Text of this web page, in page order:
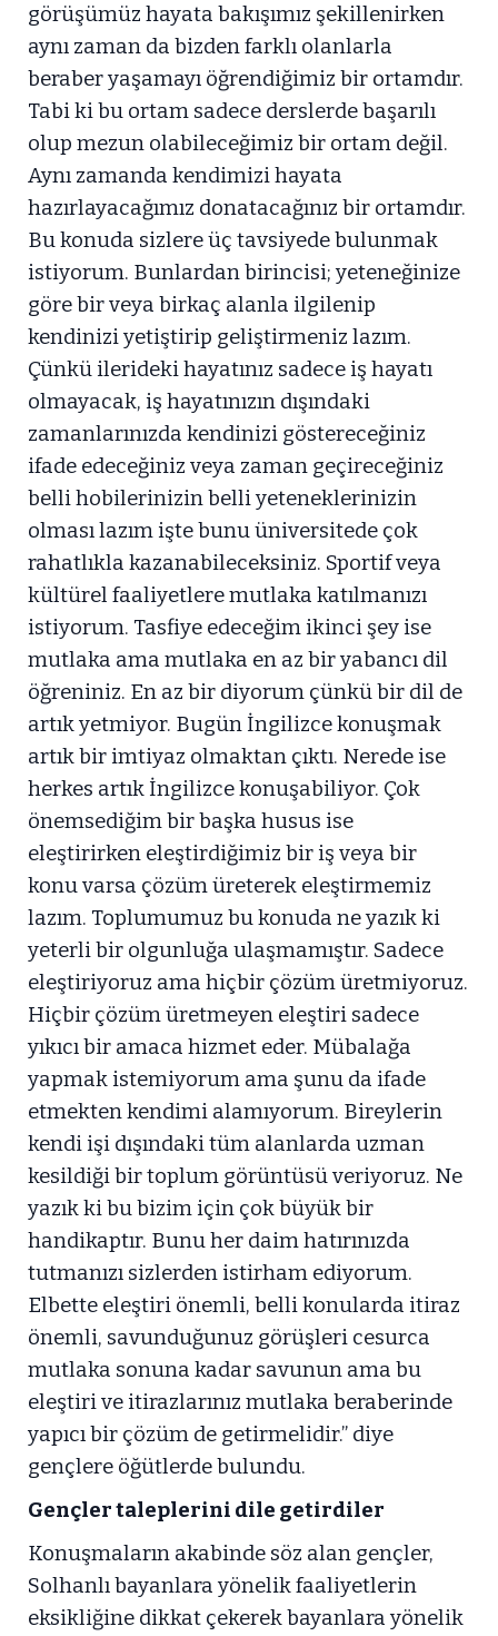
görüşümüz hayata bakışımız şekillenirken
aynı zaman da bizden farklı olanlarla
beraber yaşamayı öğrendiğimiz bir ortamdır.
Tabi ki bu ortam sadece derslerde başarılı
olup mezun olabileceğimiz bir ortam değil.
Aynı zamanda kendimizi hayata
hazırlayacağımız donatacağınız bir ortamdır.
Bu konuda sizlere üç tavsiyede bulunmak
istiyorum. Bunlardan birincisi; yeteneğinize
göre bir veya birkaç alanla ilgilenip
kendinizi yetiştirip geliştirmeniz lazım.
Çünkü ilerideki hayatınız sadece iş hayatı
olmayacak, iş hayatınızın dışındaki
zamanlarınızda kendinizi göstereceğiniz
ifade edeceğiniz veya zaman geçireceğiniz
belli hobilerinizin belli yeteneklerinizin
olması lazım işte bunu üniversitede çok
rahatlıkla kazanabileceksiniz. Sportif veya
kültürel faaliyetlere mutlaka katılmanızı
istiyorum. Tasfiye edeceğim ikinci şey ise
mutlaka ama mutlaka en az bir yabancı dil
öğreniniz. En az bir diyorum çünkü bir dil de
artık yetmiyor. Bugün İngilizce konuşmak
artık bir imtiyaz olmaktan çıktı. Nerede ise
herkes artık İngilizce konuşabiliyor. Çok
önemsediğim bir başka husus ise
eleştirirken eleştirdiğimiz bir iş veya bir
konu varsa çözüm üreterek eleştirmemiz
lazım. Toplumumuz bu konuda ne yazık ki
yeterli bir olgunluğa ulaşmamıştır. Sadece
eleştiriyoruz ama hiçbir çözüm üretmiyoruz.
Hiçbir çözüm üretmeyen eleştiri sadece
yıkıcı bir amaca hizmet eder. Mübalağa
yapmak istemiyorum ama şunu da ifade
etmekten kendimi alamıyorum. Bireylerin
kendi işi dışındaki tüm alanlarda uzman
kesildiği bir toplum görüntüsü veriyoruz. Ne
yazık ki bu bizim için çok büyük bir
handikaptır. Bunu her daim hatırınızda
tutmanızı sizlerden istirham ediyorum.
Elbette eleştiri önemli, belli konularda itiraz
önemli, savunduğunuz görüşleri cesurca
mutlaka sonuna kadar savunun ama bu
eleştiri ve itirazlarınız mutlaka beraberinde
yapıcı bir çözüm de getirmelidir.” diye
gençlere öğütlerde bulundu.
Gençler taleplerini dile getirdiler
Konuşmaların akabinde söz alan gençler,
Solhanlı bayanlara yönelik faaliyetlerin
eksikliğine dikkat çekerek bayanlara yönelik